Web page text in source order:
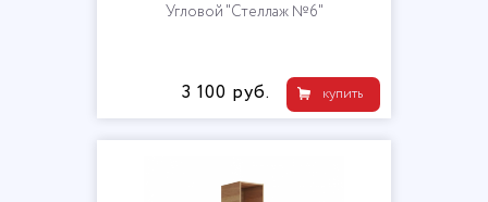
Угловой "Стеллаж №6"
купить
3 100 руб.